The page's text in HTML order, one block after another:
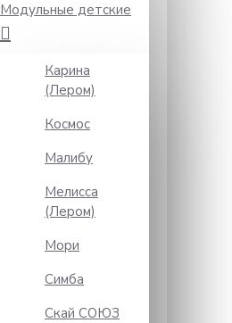
Модульные детские
Карина
(Лером)
Космос
Малибу
Мелисса
(Лером)
Мори
Симба
Скай СОЮЗ